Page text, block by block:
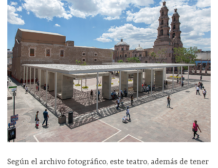
Según el archivo fotográfico, este teatro, además de tener